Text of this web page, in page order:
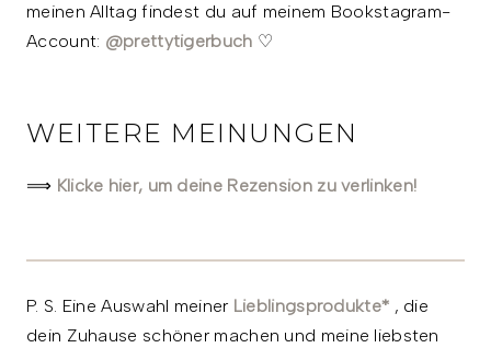
meinen Alltag findest du auf meinem Bookstagram-
Account: @prettytigerbuch ♡
WEITERE MEINUNGEN
⟹ Klicke hier, um deine Rezension zu verlinken!
P. S. Eine Auswahl meiner Lieblingsprodukte* , die
dein Zuhause schöner machen und meine liebsten